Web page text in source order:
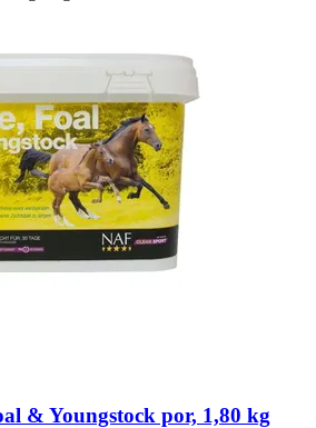
& Youngstock por, 1,80 kg